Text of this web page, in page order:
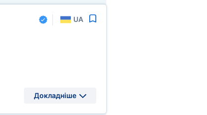
UA
Докладніше